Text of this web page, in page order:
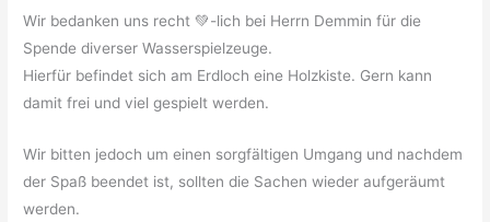
Wir bedanken uns recht 💚-lich bei Herrn Demmin für die
Spende diverser Wasserspielzeuge.
Hierfür befindet sich am Erdloch eine Holzkiste. Gern kann
damit frei und viel gespielt werden.
Wir bitten jedoch um einen sorgfältigen Umgang und nachdem
der Spaß beendet ist, sollten die Sachen wieder aufgeräumt
werden.